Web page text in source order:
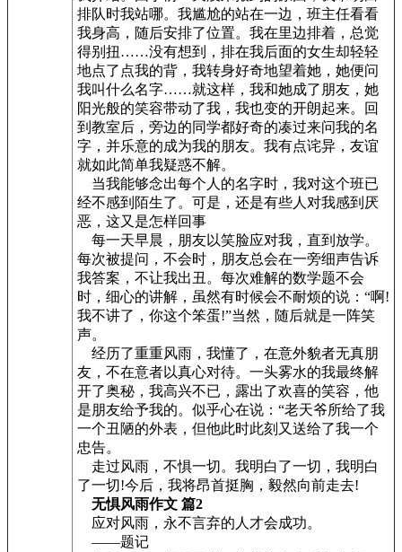
排队时我站哪。我尴尬的站在一边，班主任看看
我身高，随后安排了位置。我在里边排着，总觉
得别扭……没有想到，排在我后面的女生却轻轻
地点了点我的背，我转身好奇地望着她，她便问
我叫什么名字……就这样，我和她成了朋友，她
阳光般的笑容带动了我，我也变的开朗起来。回
到教室后，旁边的同学都好奇的凑过来问我的名
字，并乐意的成为我的朋友。我有点诧异，友谊
就如此简单我疑惑不解。
当我能够念出每个人的名字时，我对这个班已
经不感到陌生了。可是，还是有些人对我感到厌
恶，这又是怎样回事
每一天早晨，朋友以笑脸应对我，直到放学。
每次被提问，不会时，朋友总会在一旁细声告诉
我答案，不让我出丑。每次难解的数学题不会
时，细心的讲解，虽然有时候会不耐烦的说：“啊!
我不讲了，你这个笨蛋!”当然，随后就是一阵笑
声。
经历了重重风雨，我懂了，在意外貌者无真朋
友，不在意者以真心对待。一头雾水的我最终解
开了奥秘，我高兴不已，露出了欢喜的笑容，他
是朋友给予我的。似乎心在说：“老天爷所给了我
一个丑陋的外表，但他此时此刻又送给了我一个
忠告。
走过风雨，不惧一切。我明白了一切，我明白
了一切!今后，我将昂首挺胸，毅然向前走去!
无惧风雨作文 篇2
应对风雨，永不言弃的人才会成功。
——题记